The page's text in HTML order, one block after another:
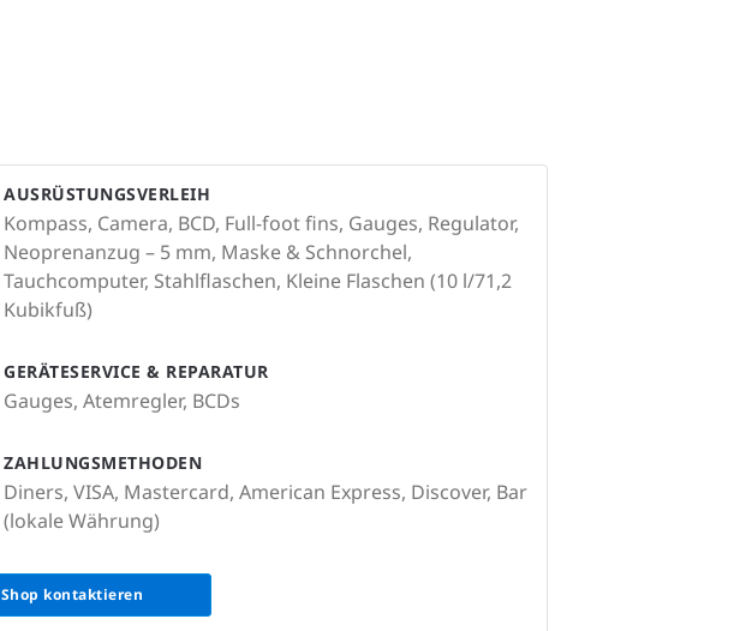
AUSRÜSTUNGSVERLEIH
Kompass, Camera, BCD, Full-foot fins, Gauges, Regulator,
Neoprenanzug – 5 mm, Maske & Schnorchel,
Tauchcomputer, Stahlflaschen, Kleine Flaschen (10 l/71,2
Kubikfuß)
GERÄTESERVICE & REPARATUR
Gauges, Atemregler, BCDs
ZAHLUNGSMETHODEN
Diners, VISA, Mastercard, American Express, Discover, Bar
(lokale Währung)
Shop kontaktieren